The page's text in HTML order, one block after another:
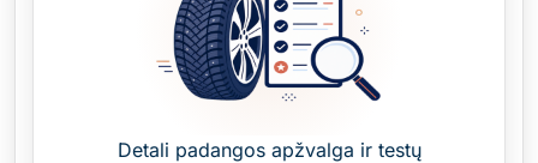
Detali padangos apžvalga ir testų